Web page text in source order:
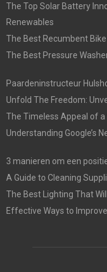
The Top Solar Battery
Renewables
The Best Recumbent
The Best Pressure
Paardeninstructeur
Unfold The Freedom:
The Timeless Appeal of a
Understanding Google’s
3 manieren om een
A Guide to Cleaning
The Best Lighting That
Effective Ways to